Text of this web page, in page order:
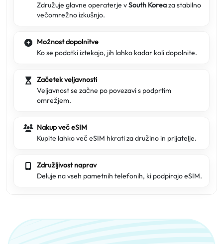
Združuje glavne operaterje vSouth Koreaza stabilno
večomrežno izkušnjo.
Možnost dopolnitve
Ko se podatki iztekajo, jih lahko kadar koli dopolnite.
Začetek veljavnosti
Veljavnost se začne po povezavi s podprtim
omrežjem.
Nakup več eSIM
Kupite lahko več eSIM hkrati za družino in prijatelje.
Združljivost naprav
Deluje na vseh pametnih telefonih, ki podpirajo eSIM.